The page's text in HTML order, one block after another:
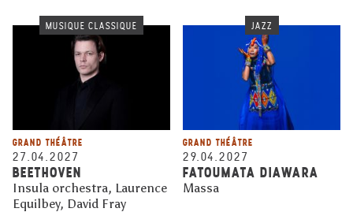
MUSIQUE CLASSIQUE
GRAND THÉÂTRE
27.04.2027
BEETHOVEN
Insula orchestra, Laurence
Equilbey, David Fray
JAZZ
GRAND THÉÂTRE
29.04.2027
FATOUMATA DIAWARA
Massa